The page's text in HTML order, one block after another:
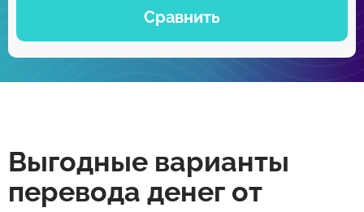
Сравнить
Выгодные варианты
перевода денег от